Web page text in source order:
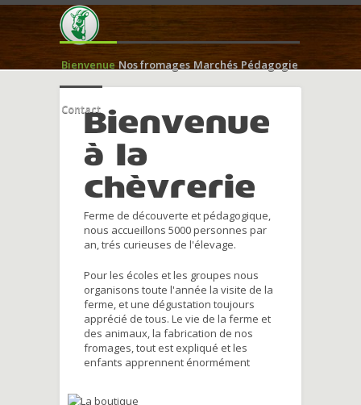
Bienvenue Nos fromages Marchés Pédagogie
ContactBienvenue
à la
chèvrerie
Ferme de découverte et pédagogique,
nous accueillons 5000 personnes par
an, trés curieuses de l'élevage.
Pour les écoles et les groupes nous
organisons toute l'année la visite de la
ferme, et une dégustation toujours
apprécié de tous. Le vie de la ferme et
des animaux, la fabrication de nos
fromages, tout est expliqué et les
enfants apprennent énormément